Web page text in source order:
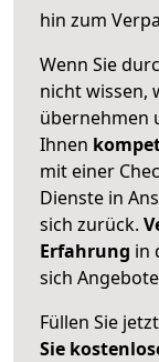
hin zum
Wenn Sie
nicht wissen,
übernehmen
Ihnen
mit einer
Dienste in
sich zurück.
Erfahrung in
sich
Füllen Sie
Sie